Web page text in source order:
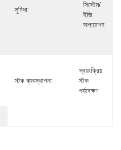
সুবিধা:
সিস্টেম/
ইজি
অপারেশন
স্টক ব্যবস্থাপনা:
স্বয়ংক্রিয়
স্টক
পর্যবেক্ষণ